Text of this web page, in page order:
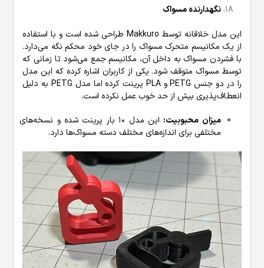
نگهدارنده مسواک
این مدل خلاقانه توسط Makkuro طراحی شده است و با استفاده
از یک مکانیسم متحرک مسواک را در جای خود محکم نگه می‌دارد.
با فشردن مسواک به داخل آن، مکانیسم جمع می‌شود تا زمانی که
توسط مسواک متوقف شود. یکی از کاربران اشاره کرده که این مدل
را در دو جنس PETG و PLA پرینت کرده اما مدل PETG به دلیل
انعطاف‌پذیری بیش از حد خوب عمل نکرده است.
میزان محبوبیت:
این مدل 10 بار پرینت شده و نسخه‌های
مختلفی برای اندازه‌های مختلف دسته مسواک‌ها دارد.